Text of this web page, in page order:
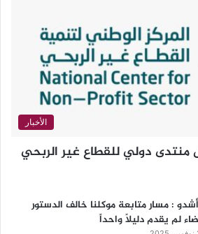
الأخبار
دولي للقطاع غير الربحي
: مسار متابعة موكلنا خالف الدستور
لم يقدم دليلاً واحداً